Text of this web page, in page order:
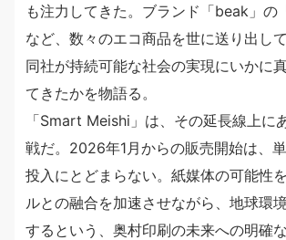
も注力してきた。ブランド「beak」の
など、数々のエコ商品を世に送り出し
同社が持続可能な社会の実現にいかに
てきたかを物語る。
「Smart Meishi」は、その延長線上に
戦だ。2026年1月からの販売開始は、
投入にとどまらない。紙媒体の可能性
ルとの融合を加速させながら、地球環
するという、奥村印刷の未来への明確